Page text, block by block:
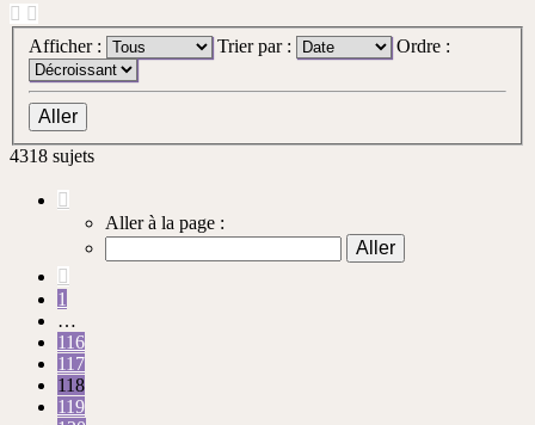
Afficher : Trier par : Ordre :
4318 sujets
118
124
Aller à la page :
1
…
116
117
118
119